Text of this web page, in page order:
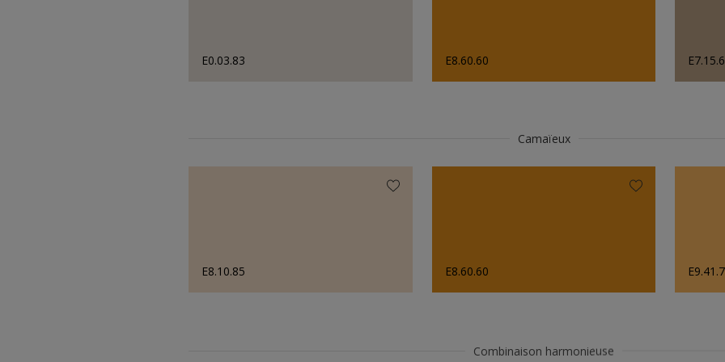
E0.03.83 E8.60.60
Camaïeux
E8.10.85 E8.60.60
Combinaison harmonieuse